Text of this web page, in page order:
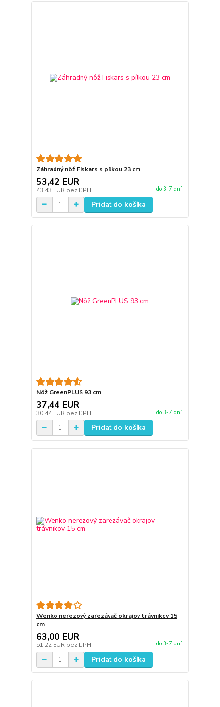
Záhradný nôž Fiskars s pílkou 23 cm
53,42 EUR
43,43 EUR bez DPH do 3-7 dní
Pridať do košíka
Nôž GreenPLUS 93 cm
37,44 EUR
30,44 EUR bez DPH do 3-7 dní
Pridať do košíka
Wenko nerezový zarezávač okrajov trávnikov 15
cm
63,00 EUR
51,22 EUR bez DPH do 3-7 dní
Pridať do košíka